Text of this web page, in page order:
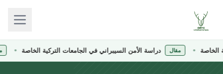
مقال دراسة الأمن السيبراني في الجامعات التركية الخاصة